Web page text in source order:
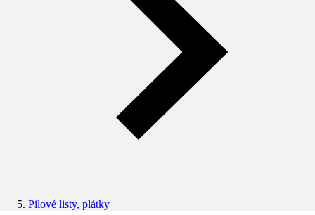
Pilové listy, plátky